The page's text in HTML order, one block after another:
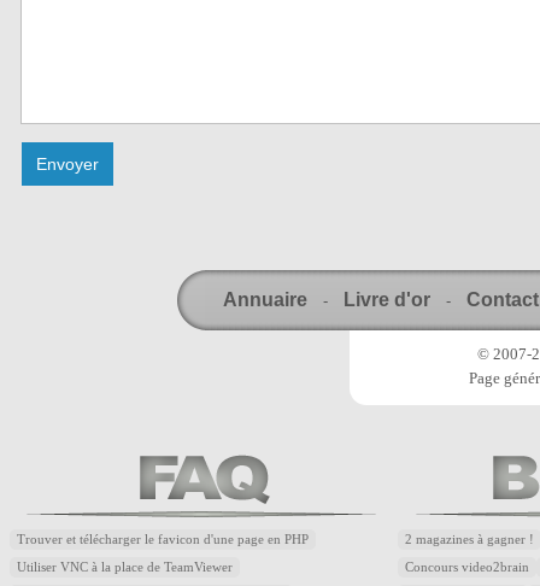
Annuaire - Livre d'or - Contact
© 2007-
Page
Trouver et télécharger le favicon d'une page en PHP
Utiliser VNC à la place de TeamViewer
2 magazines à gagner !
Concours video2brain